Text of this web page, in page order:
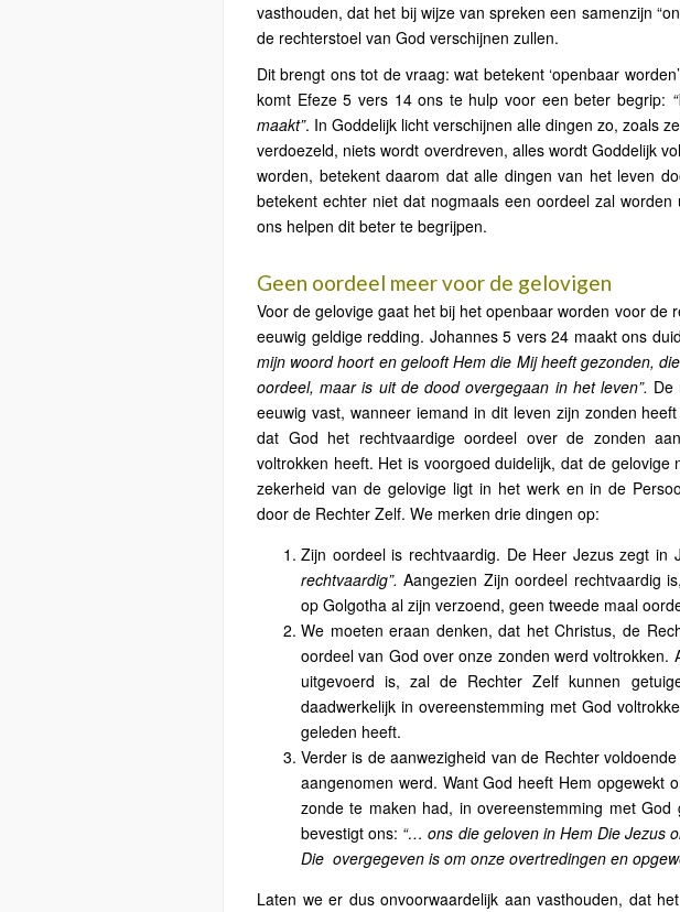
vasthouden, dat het bij wijze van spreken een samenzijn
de rechterstoel van God verschijnen zullen.
Dit brengt ons tot de vraag: wat betekent ‘openbaar
komt Efeze 5 vers 14 ons te hulp voor een beter begrip:
maakt”. In Goddelijk licht verschijnen alle dingen zo, zoals
verdoezeld, niets wordt overdreven, alles wordt Goddelijk
worden, betekent daarom dat alle dingen van het leven
betekent echter niet dat nogmaals een oordeel zal
ons helpen dit beter te begrijpen.
Geen oordeel meer voor de gelovigen
Voor de gelovige gaat het bij het openbaar worden voor de
eeuwig geldige redding. Johannes 5 vers 24 maakt ons
mijn woord hoort en gelooft Hem die Mij heeft gezonden,
oordeel, maar is uit de dood overgegaan in het leven”. De
eeuwig vast, wanneer iemand in dit leven zijn zonden
dat God het rechtvaardige oordeel over de zonden
voltrokken heeft. Het is voorgoed duidelijk, dat de
zekerheid van de gelovige ligt in het werk en in de
door de Rechter Zelf. We merken drie dingen op:
Zijn oordeel is rechtvaardig. De Heer Jezus zegt in
rechtvaardig”. Aangezien Zijn oordeel rechtvaardig
op Golgotha al zijn verzoend, geen tweede maal
We moeten eraan denken, dat het Christus, de
oordeel van God over onze zonden werd voltrokken.
uitgevoerd is, zal de Rechter Zelf kunnen
daadwerkelijk in overeenstemming met God
geleden heeft.
Verder is de aanwezigheid van de Rechter
aangenomen werd. Want God heeft Hem opgewekt
zonde te maken had, in overeenstemming met
bevestigt ons: “… ons die geloven in Hem Die Jezus
Die overgegeven is om onze overtredingen en
Laten we er dus onvoorwaardelijk aan vasthouden, dat